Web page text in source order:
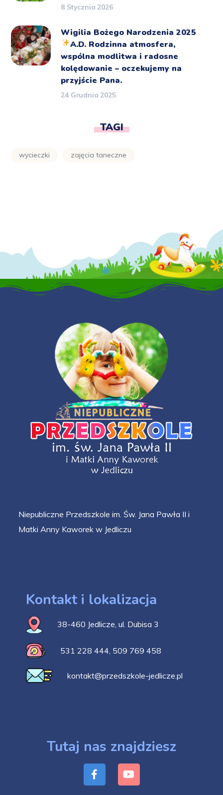
8 Stycznia 2026
Wigilia Bożego Narodzenia 2025
A.D. Rodzinna atmosfera,
wspólna modlitwa i radosne
kolędowanie – oczekujemy na
przyjście Pana.
24 Grudnia 2025
TAGI
wycieczki zajęcia taneczne
Niepubliczne Przedszkole im. Św. Jana Pawła II i
Matki Anny Kaworek w Jedliczu
Kontakt i lokalizacja
38-460 Jedlicze, ul. Dubisa 3
531 228 444 509 769 458
kontakt@przedszkole-jedlicze.pl
Tutaj nas znajdziesz